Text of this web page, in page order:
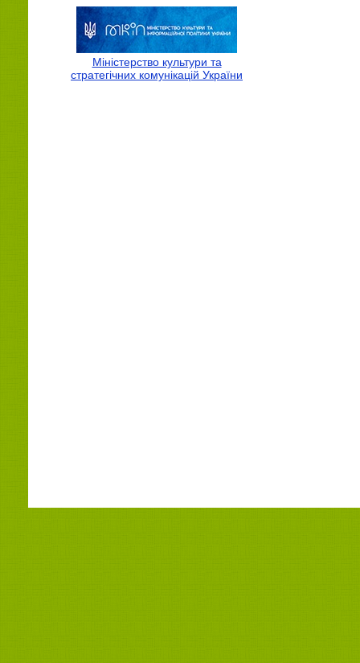
Міністерство культури та
стратегічних комунікацій України